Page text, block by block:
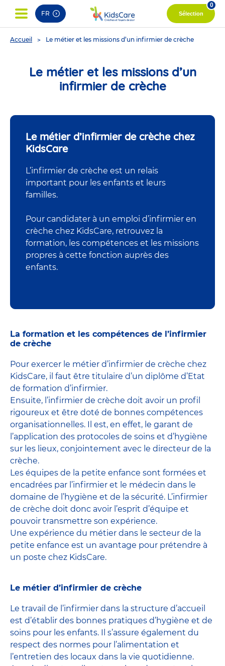
FR Sélection
0
You
Accueil Le métier et les missions d’un infirmier de crèche
Le métier et les missions d’un
infirmier de crèche
Le métier d’infirmier de crèche chez
KidsCare
L’infirmier de crèche est un relais
important pour les enfants et leurs
familles.
Pour candidater à un emploi d’infirmier en
crèche chez KidsCare, retrouvez la
formation, les compétences et les missions
propres à cette fonction auprès des
enfants.
La formation et les compétences de l’infirmier
de crèche
Pour exercer le métier d’infirmier de crèche chez
KidsCare, il faut être titulaire d’un diplôme d’Etat
de formation d’infirmier.
Ensuite, l’infirmier de crèche doit avoir un profil
rigoureux et être doté de bonnes compétences
organisationnelles. Il est, en effet, le garant de
l’application des protocoles de soins et d’hygiène
sur les lieux, conjointement avec le directeur de la
crèche.
Les équipes de la petite enfance sont formées et
encadrées par l’infirmier et le médecin dans le
domaine de l’hygiène et de la sécurité. L’infirmier
de crèche doit donc avoir l’esprit d’équipe et
pouvoir transmettre son expérience.
Une expérience du métier dans le secteur de la
petite enfance est un avantage pour prétendre à
un poste chez KidsCare.
Le métier d’infirmier de crèche
Le travail de l’infirmier dans la structure d’accueil
est d’établir des bonnes pratiques d’hygiène et de
soins pour les enfants. Il s’assure également du
respect des normes pour l’alimentation et
l’entretien des locaux dans la vie quotidienne.